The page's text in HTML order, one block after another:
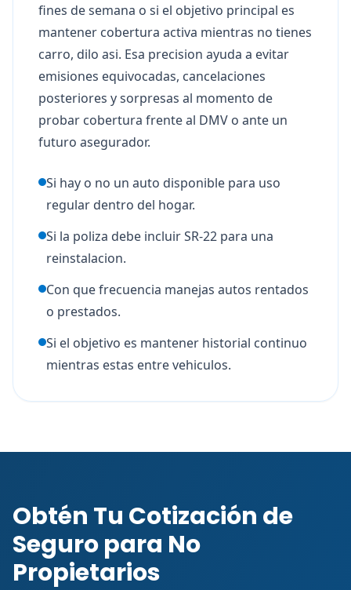
fines de semana o si el objetivo principal es
mantener cobertura activa mientras no tienes
carro, dilo asi. Esa precision ayuda a evitar
emisiones equivocadas, cancelaciones
posteriores y sorpresas al momento de
probar cobertura frente al DMV o ante un
futuro asegurador.
Si hay o no un auto disponible para uso
regular dentro del hogar.
Si la poliza debe incluir SR-22 para una
reinstalacion.
Con que frecuencia manejas autos rentados
o prestados.
Si el objetivo es mantener historial continuo
mientras estas entre vehiculos.
Obtén Tu Cotización de
Seguro para No
Propietarios